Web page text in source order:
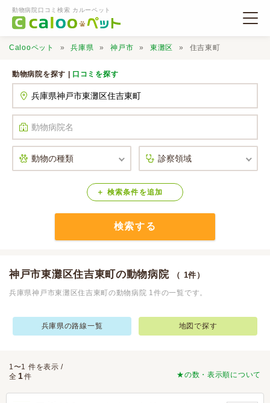
動物病院口コミ検索 カルーペット
口コミ検索
Calooペットとは？
Calooペット 兵庫県 神戸市 東灘区 住吉東町
動物病院を探す | 口コミを探す
検索条件 を追加
検索する
神戸市東灘区住吉東町の動物病院 （ 1件）
兵庫県神戸市東灘区住吉東町の動物病院 1件の一覧です。
兵庫県の路線一覧 地図で探す
★の数・表示順について
1〜1 件を表示 /
全 1件